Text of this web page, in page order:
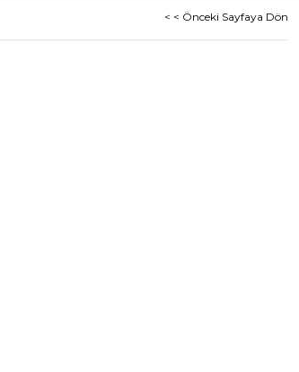
< < Önceki Sayfaya Dön